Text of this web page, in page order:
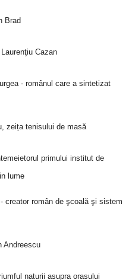
Brad
Cazan
- românul care a sintetizat
zeița tenisului de masă
primului institut de
lume
creator român de şcoală şi sistem
Andreescu
naturii asupra orasului